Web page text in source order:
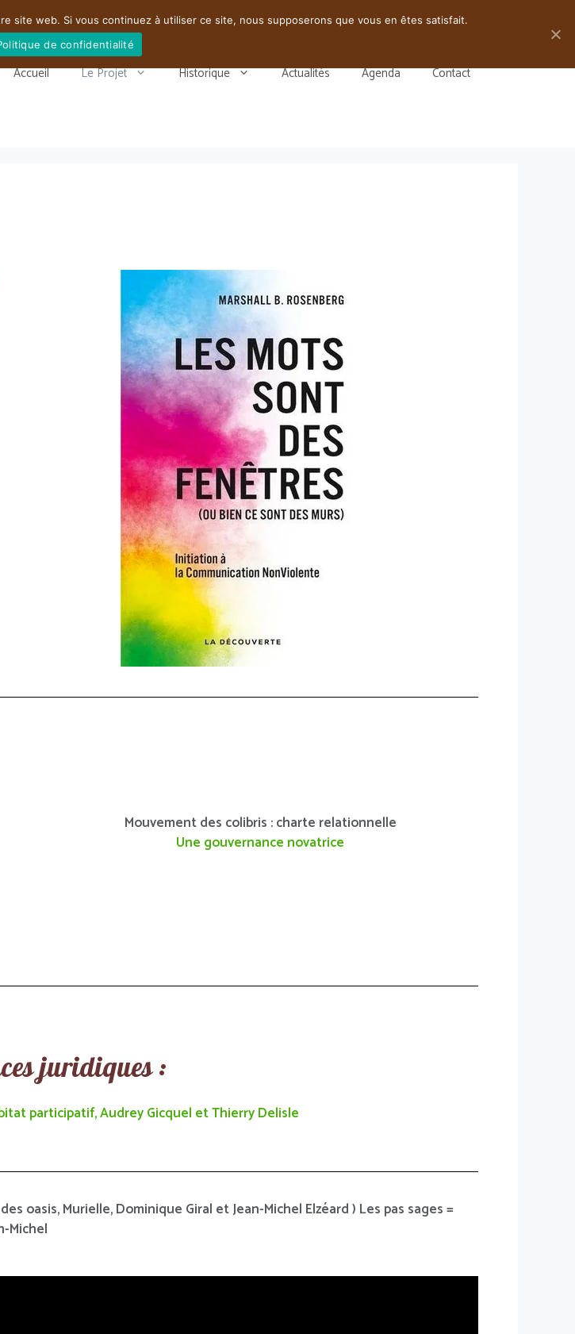
Accueil Le Projet Historique Actualités Agenda Contact
Mouvement des colibris : charte relationnelle
Une gouvernance novatrice
juridiques :
participatif, Audrey Gicquel et Thierry Delisle
oasis, Murielle, Dominique Giral et Jean-Michel Elzéard ) Les pas sages =
Michel
site web. Si vous continuez à utiliser ce site, nous supposerons que vous en êtes satisfait.
de confidentialité